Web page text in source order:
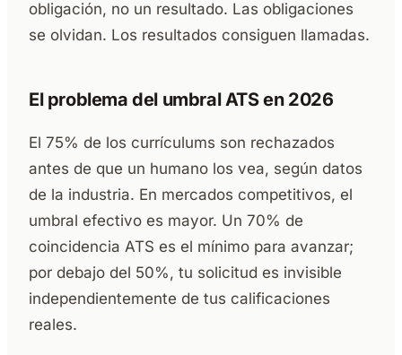
obligación, no un resultado. Las obligaciones
se olvidan. Los resultados consiguen llamadas.
El problema del umbral ATS en 2026
El 75% de los currículums son rechazados
antes de que un humano los vea, según datos
de la industria. En mercados competitivos, el
umbral efectivo es mayor. Un 70% de
coincidencia ATS es el mínimo para avanzar;
por debajo del 50%, tu solicitud es invisible
independientemente de tus calificaciones
reales.